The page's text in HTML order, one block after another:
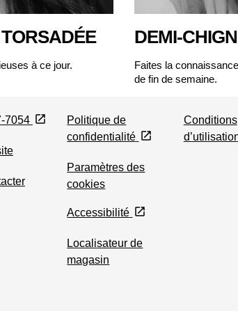
à ce jour.
DEMI-
Faites la
de fin de semaine.
7054
Politique de
confidentialité
Paramètres des
cookies
Accessibilité
Localisateur de
magasin
Conditions